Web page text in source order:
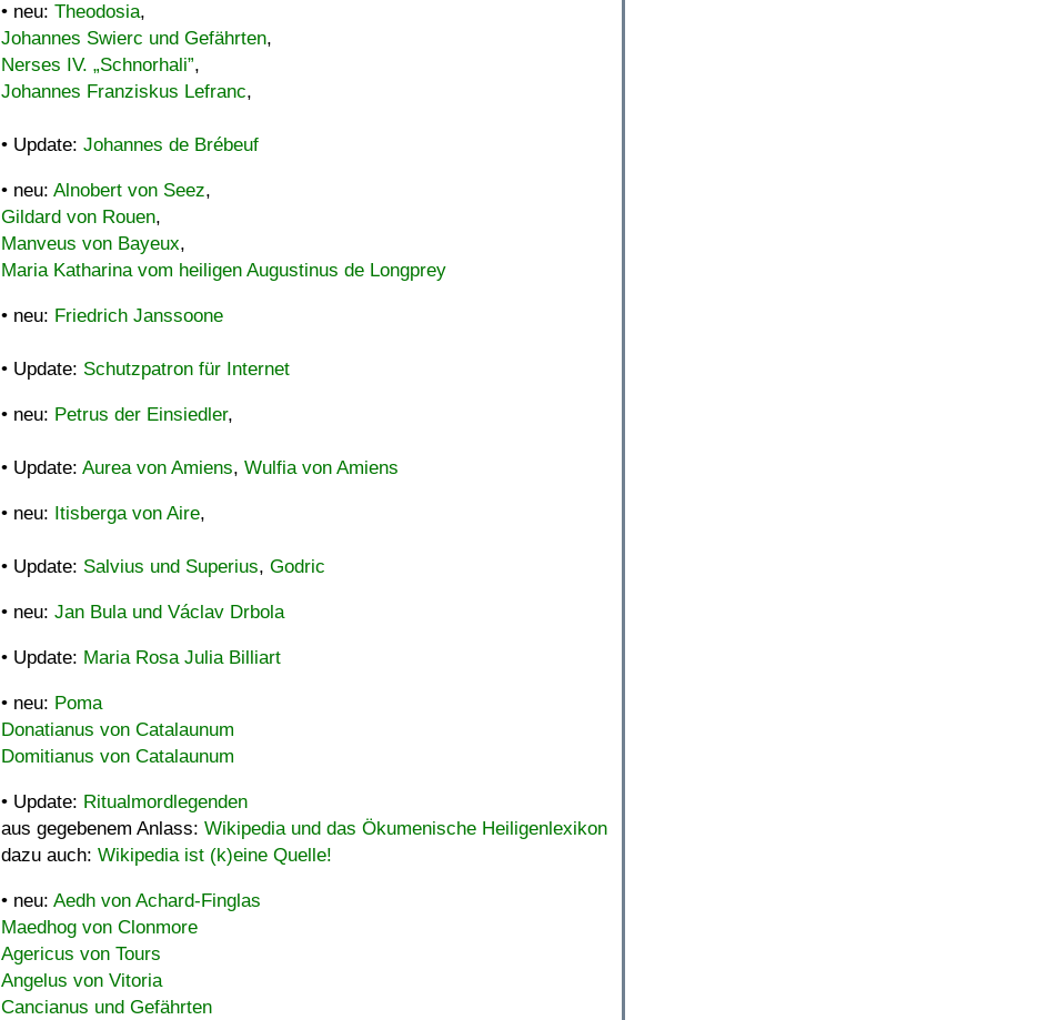
• neu: Theodosia,
Johannes Swierc und Gefährten,
Nerses IV. „Schnorhali”,
Johannes Franziskus Lefranc,
• Update: Johannes de Brébeuf
• neu: Alnobert von Seez,
Gildard von Rouen,
Manveus von Bayeux,
Maria Katharina vom heiligen Augustinus de Longprey
• neu: Friedrich Janssoone
• Update: Schutzpatron für Internet
• neu: Petrus der Einsiedler,
• Update: Aurea von Amiens, Wulfia von Amiens
• neu: Itisberga von Aire,
• Update: Salvius und Superius, Godric
• neu: Jan Bula und Václav Drbola
• Update: Maria Rosa Julia Billiart
• neu: Poma
Donatianus von Catalaunum
Domitianus von Catalaunum
• Update: Ritualmordlegenden
aus gegebenem Anlass: Wikipedia und das Ökumenische Heiligenlexikon
dazu auch: Wikipedia ist (k)eine Quelle!
• neu: Aedh von Achard-Finglas
Maedhog von Clonmore
Agericus von Tours
Angelus von Vitoria
Cancianus und Gefährten